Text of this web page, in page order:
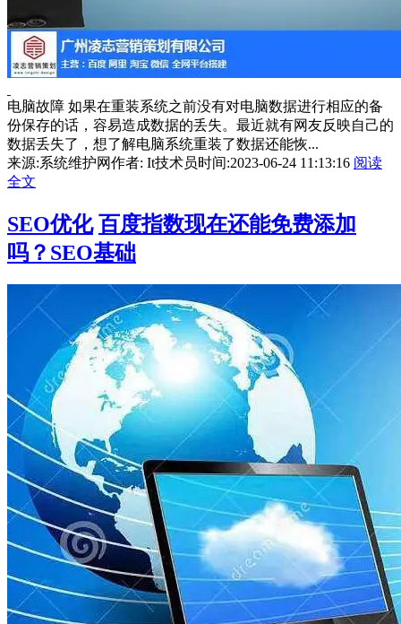
电脑故障 如果在重装系统之前没有对电脑数据进行相应的备
份保存的话，容易造成数据的丢失。最近就有网友反映自己的
数据丢失了，想了解电脑系统重装了数据还能恢...
来源:系统维护网作者: It技术员时间:2023-06-24 11:13:16 阅读
全文
SEO优化 百度指数现在还能免费添加
吗？SEO基础